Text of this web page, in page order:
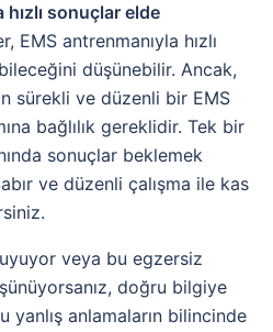
hızlı sonuçlar elde
EMS antrenmanıyla hızlı
düşünebilir. Ancak,
sürekli ve düzenli bir EMS
bağlılık gereklidir. Tek bir
sonuçlar beklemek
ve düzenli çalışma ile kas
veya bu egzersiz
doğru bilgiye
yanlış anlamaların bilincinde